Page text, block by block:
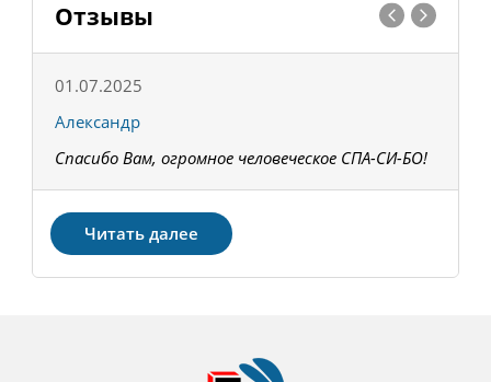
Отзывы
01.07.2025
Александр
Спасибо Вам, огромное человеческое СПА-СИ-БО!
Читать далее